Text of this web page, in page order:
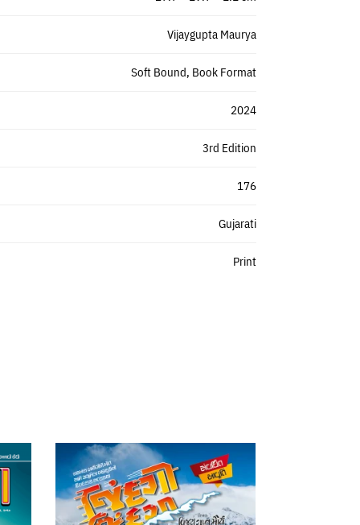
Vijaygupta Maurya
Soft Bound, Book Format
2024
3rd Edition
176
Gujarati
Print